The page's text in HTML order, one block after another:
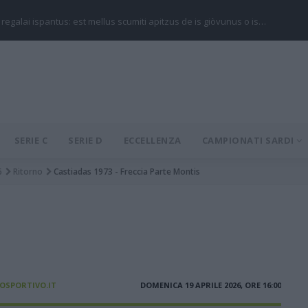
regalai ispantus: est mellus scumiti apitzus de is giòvunus o is…
SERIE C SERIE D ECCELLENZA CAMPIONATI SARDI
Ritorno Castiadas 1973 - Freccia Parte Montis
DOMENICA 19 APRILE 2026, ORE 16:00